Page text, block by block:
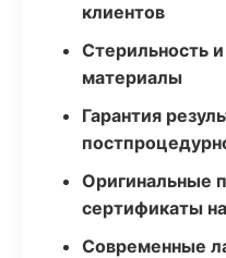
клиентов
Стерильность
материалы
Гарантия
Оригинальные
сертификаты
Современные